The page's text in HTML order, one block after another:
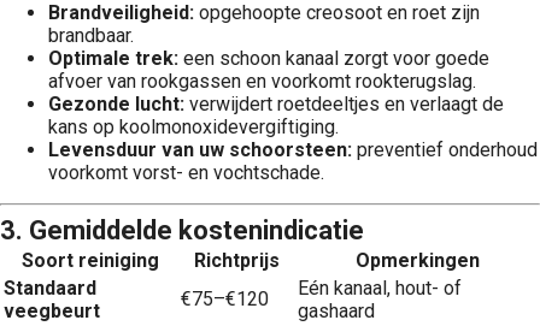
Brandveiligheid: opgehoopte creosoot en roet zijn
brandbaar.
Optimale trek: een schoon kanaal zorgt voor goede
afvoer van rookgassen en voorkomt rookterugslag.
Gezonde lucht: verwijdert roetdeeltjes en verlaagt de
kans op koolmonoxidevergiftiging.
Levensduur van uw schoorsteen: preventief onderhoud
voorkomt vorst- en vochtschade.
3. Gemiddelde kostenindicatie
Soort reiniging Richtprijs
Opmerkingen
Standaard
veegbeurt
€75–€120
Eén kanaal, hout- of
gashaard